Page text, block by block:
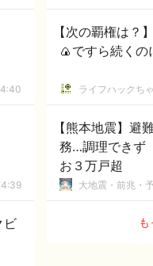
ビ
【次の覇権は
🍙ですら続く
ライフハックち
【熊本地震】避
務…調理できず
お３万戸超
大地震・前兆・
も